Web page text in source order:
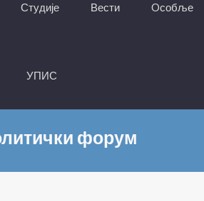
Студије Вести Oсобље
УПИС
форум